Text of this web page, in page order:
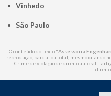
Vinhedo
São Paulo
O conteúdo do texto "Assessoria
reprodução, parcial ou total, mesmo citando
Crime de violação de direito autoral –